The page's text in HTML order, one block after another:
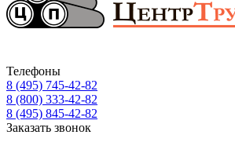
Телефоны
8 (495) 745-42-82
8 (800) 333-42-82
8 (495) 845-42-82
Заказать звонок